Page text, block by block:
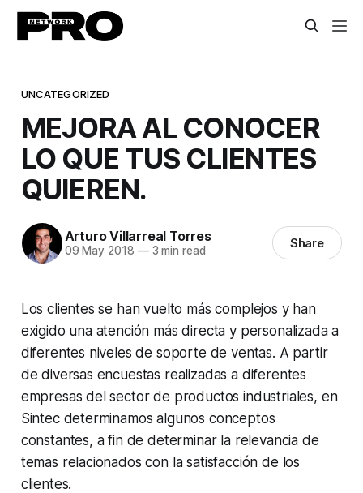
UNCATEGORIZED
MEJORA AL CONOCER
LO QUE TUS CLIENTES
QUIEREN.
Arturo Villarreal Torres
09 May 2018 —3 min read Share
Los clientes se han vuelto más complejos y han
exigido una atención más directa y personalizada a
diferentes niveles de soporte de ventas. A partir
de diversas encuestas realizadas a diferentes
empresas del sector de productos industriales, en
Sintec determinamos algunos conceptos
constantes, a fin de determinar la relevancia de
temas relacionados con la satisfacción de los
clientes.